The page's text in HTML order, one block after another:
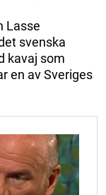
Lasse
svenska
kavaj som
en av Sveriges